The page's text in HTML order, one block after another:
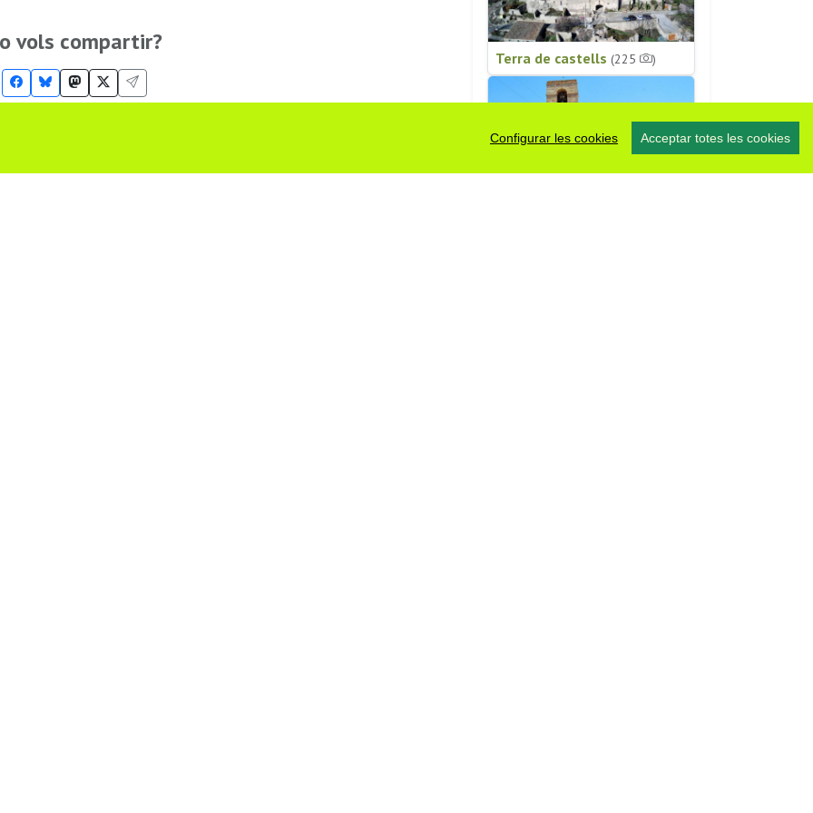
Configurar les cookies Acceptar totes les cookies
vols compartir?
Terra de castells (225 )